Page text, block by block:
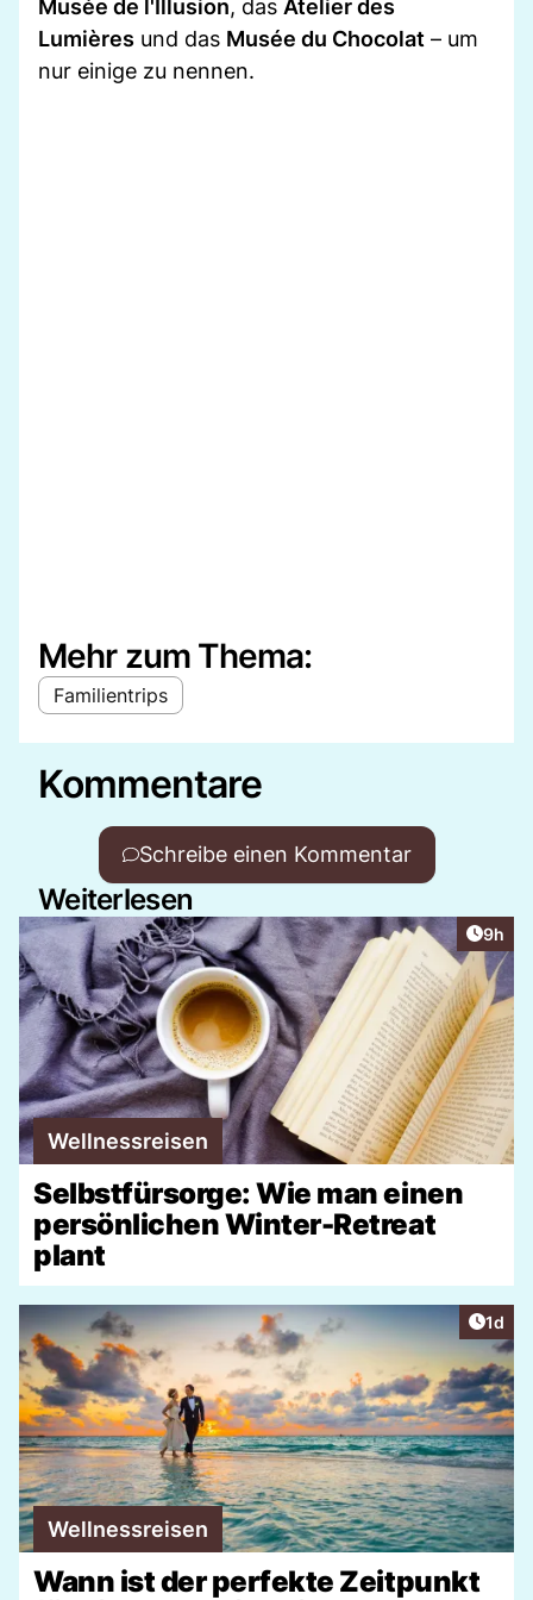
Musée de l'Illusion, das Atelier des
Lumières und das Musée du Chocolat – um
nur einige zu nennen.
Mehr zum Thema:
Familientrips
Kommentare
Schreibe einen Kommentar
Weiterlesen
9h
Wellnessreisen
Selbstfürsorge: Wie man einen
persönlichen Winter-Retreat
plant
1d
Wellnessreisen
Wann ist der perfekte Zeitpunkt